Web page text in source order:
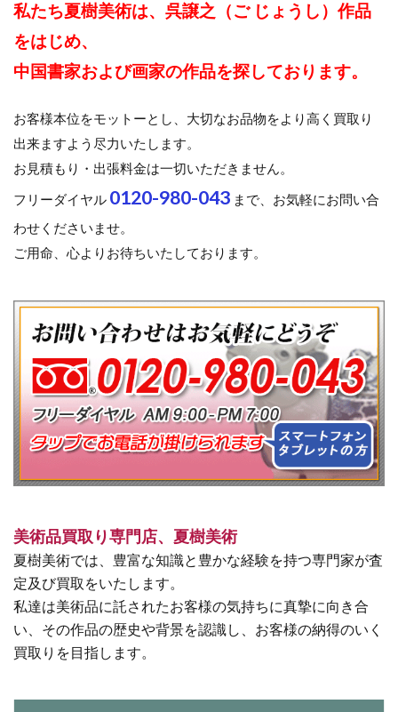
私たち夏樹美術は、呉譲之（ご じょうし）作品
をはじめ、
中国書家および画家の作品を探しております。
お客様本位をモットーとし、大切なお品物をより高く買取り
出来ますよう尽力いたします。
お見積もり・出張料金は一切いただきません。
フリーダイヤル 0120-980-043 まで、お気軽にお問い合
わせくださいませ。
ご用命、心よりお待ちいたしております。
美術品買取り専門店、夏樹美術
夏樹美術では、豊富な知識と豊かな経験を持つ専門家が査
定及び買取をいたします。
私達は美術品に託されたお客様の気持ちに真摯に向き合
い、その作品の歴史や背景を認識し、お客様の納得のいく
買取りを目指します。